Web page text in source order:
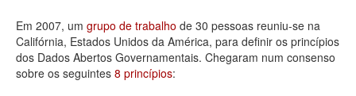
Em 2007, um grupo de trabalho de 30 pessoas reuniu-se na
Califórnia, Estados Unidos da América, para definir os princípios
dos Dados Abertos Governamentais. Chegaram num consenso
sobre os seguintes 8 princípios: